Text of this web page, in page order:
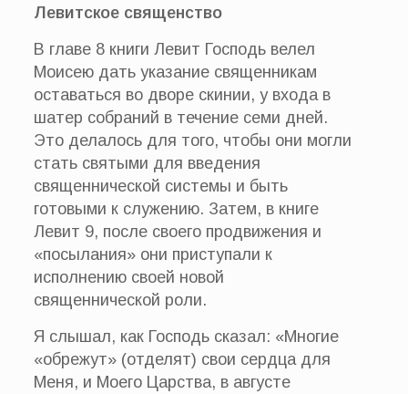
Левитское священство
В главе 8 книги Левит Господь велел
Моисею дать указание священникам
оставаться во дворе скинии, у входа в
шатер собраний в течение семи дней.
Это делалось для того, чтобы они могли
стать святыми для введения
священнической системы и быть
готовыми к служению. Затем, в книге
Левит 9, после своего продвижения и
«посылания» они приступали к
исполнению своей новой
священнической роли.
Я слышал, как Господь сказал: «Многие
«обрежут» (отделят) свои сердца для
Меня, и Моего Царства, в августе